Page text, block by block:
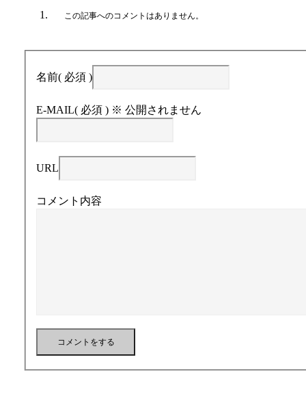
この記事へのコメントはありません。
名前( 必須 )
E-MAIL( 必須 ) ※ 公開されません
URL
コメント内容